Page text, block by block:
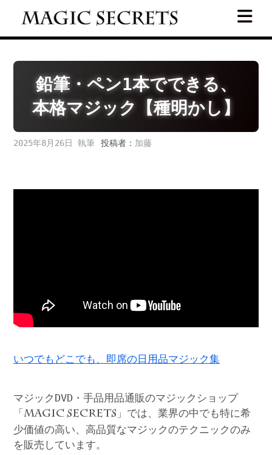
鉛筆・ペン1本でできる、
本格マジック【種明かし】
2025年8月26日 投稿者： 加藤
いつでもどこでも、即席の日用品マジック集
マジックDVD・手品用品通販のマジックショップ
「 MAGIC SECRETS 」では、業界の中でも特に希
少価値の高い、高品質なマジックのテクニックのみ
を販売しています。